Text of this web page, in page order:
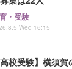
・受験
Wed 16:15
高校受験】横須